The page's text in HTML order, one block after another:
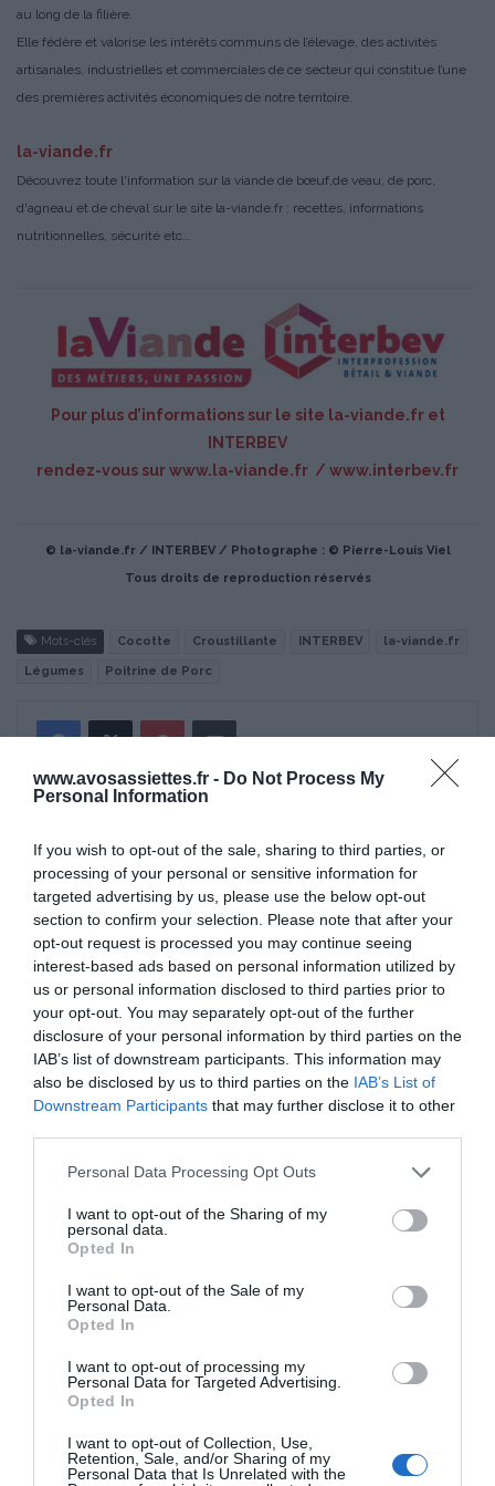
www.avosassiettes.fr - Do Not Process My
Personal Information
If you wish to opt-out of the sale, sharing to third parties, or
processing of your personal or sensitive information for
targeted advertising by us, please use the below opt-out
section to confirm your selection. Please note that after your
opt-out request is processed you may continue seeing
interest-based ads based on personal information utilized by
us or personal information disclosed to third parties prior to
your opt-out. You may separately opt-out of the further
disclosure of your personal information by third parties on the
IAB’s list of downstream participants. This information may
also be disclosed by us to third parties on the IAB’s List of
Downstream Participants that may further disclose it to other
Please note that this website/app uses one or more Google
not limited to your visit or usage behaviour. You may click to
grant or deny consent to Google and its third-party tags to
use your data for below specified purposes in below Google
consent section.
Personal Data Processing Opt Outs
I want to opt-out of the Sharing of my
personal data.
Opted In
I want to opt-out of the Sale of my
Personal Data.
Opted In
I want to opt-out of processing my
Personal Data for Targeted Advertising.
Opted In
I want to opt-out of Collection, Use,
Retention, Sale, and/or Sharing of my
Personal Data that Is Unrelated with the
au long de la filière.
Elle fédère et valorise les intérêts communs de l’élevage, des activités
artisanales, industrielles et commerciales de ce secteur qui constitue l’une
des premières activités économiques de notre territoire.
la-viande.fr
Découvrez toute l'information sur la viande de bœuf,de veau, de porc,
d'agneau et de cheval sur le site la-viande.fr : recettes, informations
nutritionnelles, sécurité etc…
Pour plus d’informations sur le site la-viande.fr et
INTERBEV
rendez-vous surwww.la-viande.fr / www.interbev.fr
© la-viande.fr / INTERBEV / Photographe : © Pierre-Louis Viel
Tous droits de reproduction réservés
Mots-clés Cocotte Croustillante INTERBEV la-viande.fr
Légumes Poitrine de Porc